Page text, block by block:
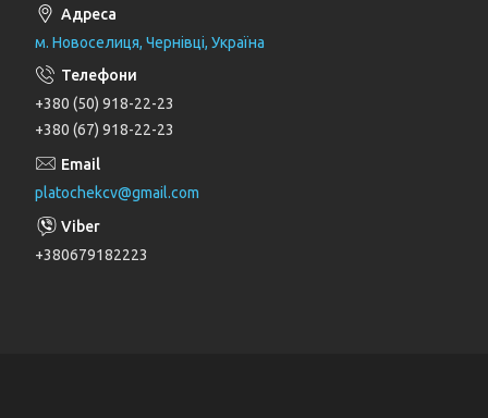
м. Новоселиця, Чернівці, Україна
+380 (50) 918-22-23
+380 (67) 918-22-23
platochekcv@gmail.com
+380679182223